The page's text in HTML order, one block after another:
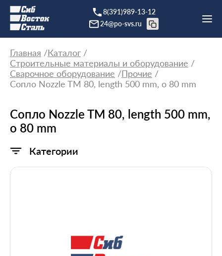
8(391)989-13-12
24@po-svs.ru
Главная
Каталог
Строительные материалы и оборудование
Сварочное оборудование
Прочие
Сопло Nozzle TM 80, length 500 mm, o 80 mm
Сопло Nozzle TM 80, length 500 mm,
o 80 mm
Категории